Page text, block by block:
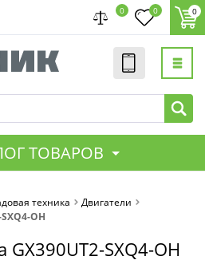
0 0 0
ТОВАРОВ
техника
Двигатели
OH
SXQ4-OH